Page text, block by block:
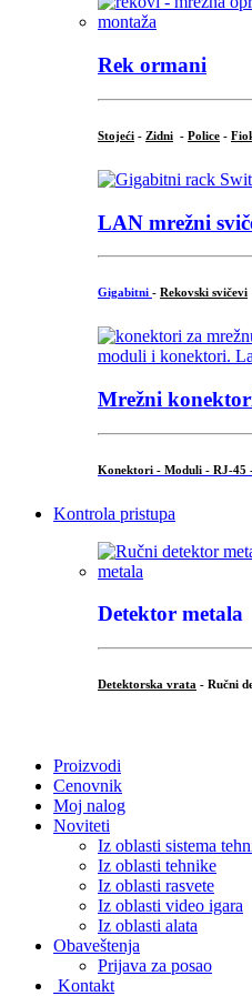
Rek ormani
Stojeći - Zidni - Police -
LAN mrežni
Gigabitni - Rekovski svičevi
Mrežni
Konektori - Moduli - RJ-45
Kontrola pristupa
Detektor metala
Detektorska vrata - Ručni
Proizvodi
Cenovnik
Moj nalog
Noviteti
Iz oblasti sistema
Iz oblasti tehnike
Iz oblasti rasvete
Iz oblasti video igara
Iz oblasti alata
Obaveštenja
Prijava za posao
Kontakt